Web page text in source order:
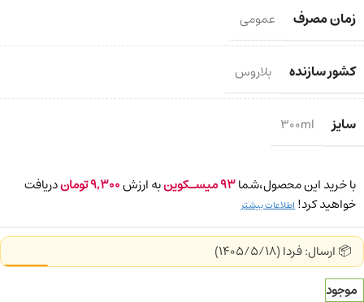
زمان مصرف عمومی
کشور سازنده بلاروس
سایز 300ml
با خرید این محصول،شما93میسـکوینبه ارزش9,300توماندریافت
خواهید کرد! اطلاعات بیشتر
📦 ارسال: فردا (1405/5/18)
موجود